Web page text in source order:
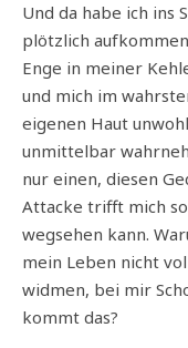
Und da habe ich ins
plötzlich
Enge in meiner
und mich im
eigenen Haut
unmittelbar
nur einen, diesen
Attacke trifft mich
wegsehen kann.
mein Leben nicht
widmen, bei mir
kommt das?